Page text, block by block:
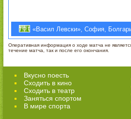
«Васил Левски», София,
Оперативная информация о ходе матча не
течение матча, так и после его окончания.
Вкусно поесть
Сходить в кино
Cходить в театр
Заняться спортом
В мире спорта